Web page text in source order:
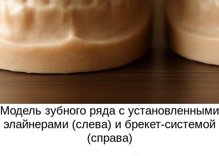
Модель зубного ряда с установленными
элайнерами (слева) и брекет-системой
(справа)